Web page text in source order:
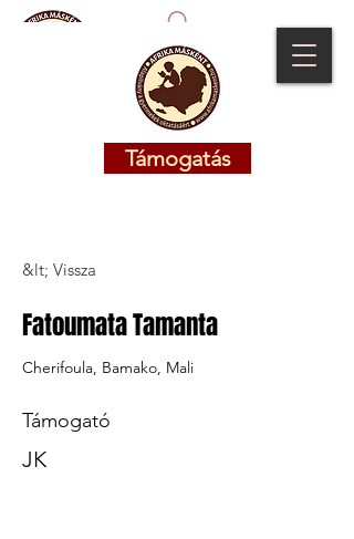
Támogatás
Támogatás
&lt; Vissza
Fatoumata Tamanta
Cherifoula, Bamako, Mali
Támogató
JK